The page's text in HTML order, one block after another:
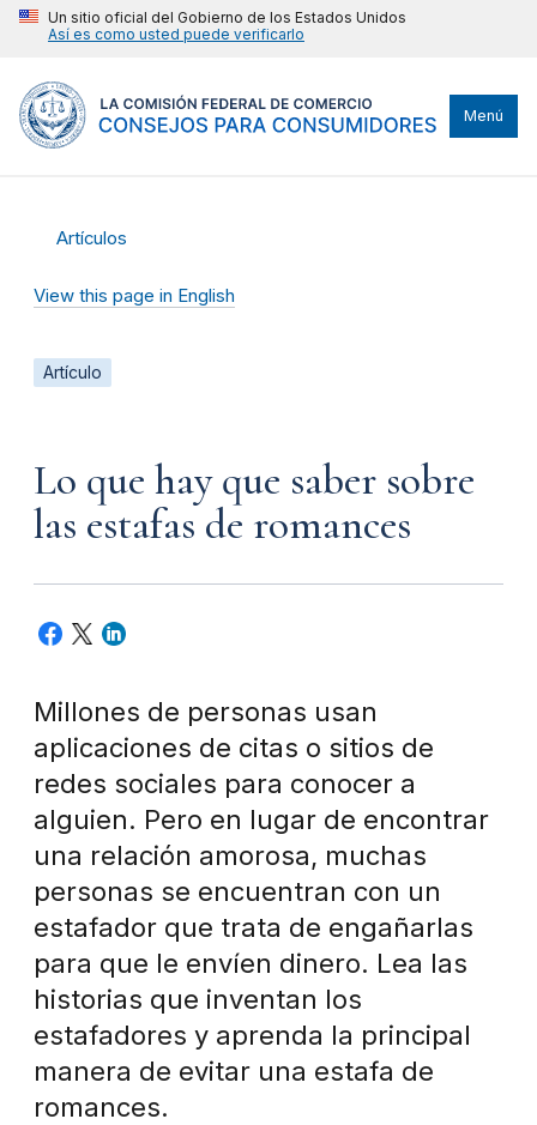
Un sitio oficial del Gobierno de los Estados Unidos
Así es como usted puede verificarlo
Menú
Artículos
View this page in English
Artículo
Lo que hay que saber sobre
las estafas de romances
Millones de personas usan
aplicaciones de citas o sitios de
redes sociales para conocer a
alguien. Pero en lugar de encontrar
una relación amorosa, muchas
personas se encuentran con un
estafador que trata de engañarlas
para que le envíen dinero. Lea las
historias que inventan los
estafadores y aprenda la principal
manera de evitar una estafa de
romances.